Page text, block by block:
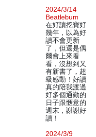
2024/3/14
Beatlebum
在好讀挖寶好
幾年，以為好
讀不會更新
了，但還是偶
爾會上來看
看，沒想到又
有新書了，超
級感動！好讀
真的陪我渡過
好多個通勤的
日子跟愜意的
週末，謝謝好
讀！
2024/3/9